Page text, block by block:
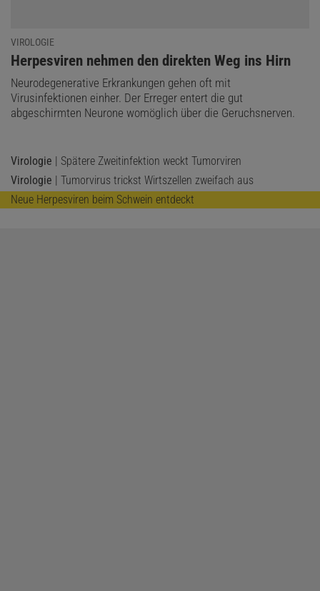
VIROLOGIE
:
Herpesviren nehmen den direkten Weg ins Hirn
Neurodegenerative Erkrankungen gehen oft mit
Virusinfektionen einher. Der Erreger entert die gut
abgeschirmten Neurone womöglich über die Geruchsnerven.
Virologie | Spätere Zweitinfektion weckt Tumorviren
Virologie | Tumorvirus trickst Wirtszellen zweifach aus
Neue Herpesviren beim Schwein entdeckt